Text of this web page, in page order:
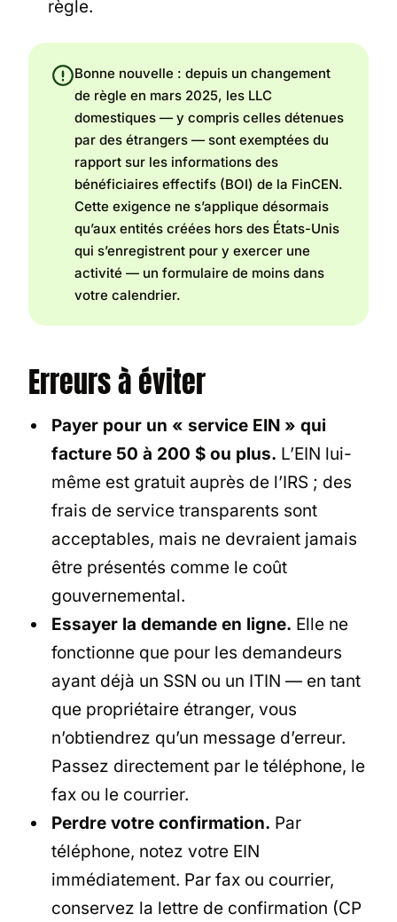
règle.
Bonne nouvelle : depuis un changement
de règle en mars 2025, les LLC
domestiques — y compris celles détenues
par des étrangers — sont exemptées du
rapport sur les informations des
bénéficiaires effectifs (BOI) de la FinCEN.
Cette exigence ne s’applique désormais
qu’aux entités créées hors des États-Unis
qui s’enregistrent pour y exercer une
activité — un formulaire de moins dans
votre calendrier.
Erreurs à éviter
Payer pour un « service EIN » qui
facture 50 à 200 $ ou plus. L’EIN lui-
même est gratuit auprès de l’IRS ; des
frais de service transparents sont
acceptables, mais ne devraient jamais
être présentés comme le coût
gouvernemental.
Essayer la demande en ligne. Elle ne
fonctionne que pour les demandeurs
ayant déjà un SSN ou un ITIN — en tant
que propriétaire étranger, vous
n’obtiendrez qu’un message d’erreur.
Passez directement par le téléphone, le
fax ou le courrier.
Perdre votre confirmation. Par
téléphone, notez votre EIN
immédiatement. Par fax ou courrier,
conservez la lettre de confirmation (CP